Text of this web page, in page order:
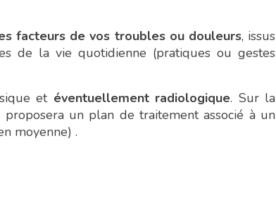
facteurs de vos troubles ou douleurs, issus
de la vie quotidienne (pratiques ou gestes
et éventuellement radiologique. Sur la
un plan de traitement associé à un
moyenne) .